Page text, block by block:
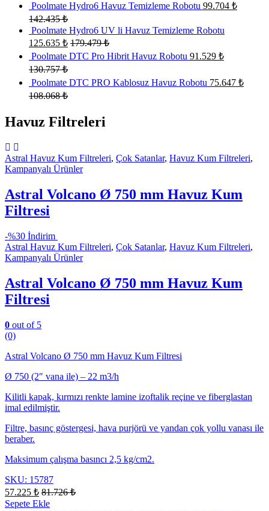
Poolmate Hydro6 Havuz Temizleme Robotu 99.704 ₺
142.435₺
Poolmate Hydro6 UV li Havuz Temizleme Robotu
125.635 ₺ 179.479₺
Poolmate DTC Pro Hibrit Havuz Robotu 91.529 ₺
130.757₺
Poolmate DTC PRO Kablosuz Havuz Robotu 75.647 ₺
108.068₺
Havuz Filtreleri
Astral Havuz Kum Filtreleri, Çok Satanlar, Havuz Kum Filtreleri,
Kampanyalı Ürünler
Astral Volcano Ø 750 mm Havuz Kum
Filtresi
-%30 İndirim
Astral Havuz Kum Filtreleri, Çok Satanlar, Havuz Kum Filtreleri,
Kampanyalı Ürünler
Astral Volcano Ø 750 mm Havuz Kum
Filtresi
0 out of 5
(0)
Astral Volcano Ø 750 mm Havuz Kum Filtresi
Ø 750 (2″ vana ile) – 22 m3/h
Kilitli kapak, kırmızı renkte lamine izoftalik reçine ve fiberglastan
imal edilmiştir.
Filtre, basınç göstergesi, hava purjörü ve yandan çok yollu vanası ile
beraber.
Maksimum çalışma basıncı 2,5 kg/cm2.
SKU: 15787
57.225 ₺ 81.726₺
Sepete Ekle